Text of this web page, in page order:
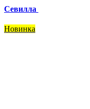
Севилла
Новинка